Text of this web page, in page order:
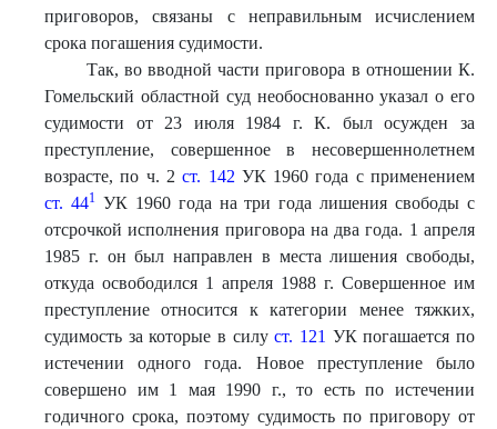
приговоров, связаны с неправильным исчислением
срока погашения судимости.
Так, во вводной части приговора в отношении К.
Гомельский областной суд необоснованно указал о его
судимости от 23 июля 1984 г. К. был осужден за
преступление, совершенное в несовершеннолетнем
возрасте, по ч. 2ст. 142 УК 1960 года с применением
ст. 441УК 1960 года на три года лишения свободы с
отсрочкой исполнения приговора на два года. 1 апреля
1985 г. он был направлен в места лишения свободы,
откуда освободился 1 апреля 1988 г. Совершенное им
преступление относится к категории менее тяжких,
судимость за которые в силуст. 121 УК погашается по
истечении одного года. Новое преступление было
совершено им 1 мая 1990 г., то есть по истечении
годичного срока, поэтому судимость по приговору от